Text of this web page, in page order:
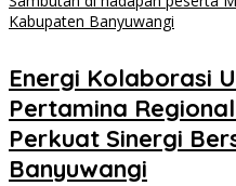
Energi Kolaborasi
Pertamina
Perkuat Sinergi
Banyuwangi